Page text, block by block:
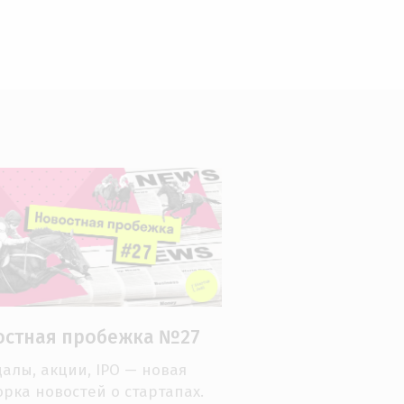
пробежка №27
акции, IPO — новая
новостей о стартапах.